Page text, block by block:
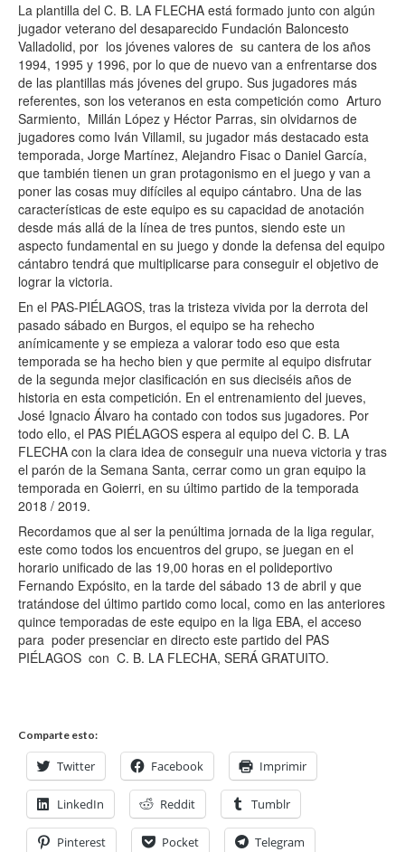
La plantilla del C. B. LA FLECHA está formado junto con algún
jugador veterano del desaparecido Fundación Baloncesto
Valladolid, por los jóvenes valores de su cantera de los años
1994, 1995 y 1996, por lo que de nuevo van a enfrentarse dos
de las plantillas más jóvenes del grupo. Sus jugadores más
referentes, son los veteranos en esta competición como Arturo
Sarmiento, Millán López y Héctor Parras, sin olvidarnos de
jugadores como Iván Villamil, su jugador más destacado esta
temporada, Jorge Martínez, Alejandro Fisac o Daniel García,
que también tienen un gran protagonismo en el juego y van a
poner las cosas muy difíciles al equipo cántabro. Una de las
características de este equipo es su capacidad de anotación
desde más allá de la línea de tres puntos, siendo este un
aspecto fundamental en su juego y donde la defensa del equipo
cántabro tendrá que multiplicarse para conseguir el objetivo de
lograr la victoria.
En el PAS-PIÉLAGOS, tras la tristeza vivida por la derrota del
pasado sábado en Burgos, el equipo se ha rehecho
anímicamente y se empieza a valorar todo eso que esta
temporada se ha hecho bien y que permite al equipo disfrutar
de la segunda mejor clasificación en sus dieciséis años de
historia en esta competición. En el entrenamiento del jueves,
José Ignacio Álvaro ha contado con todos sus jugadores. Por
todo ello, el PAS PIÉLAGOS espera al equipo del C. B. LA
FLECHA con la clara idea de conseguir una nueva victoria y tras
el parón de la Semana Santa, cerrar como un gran equipo la
temporada en Goierri, en su último partido de la temporada
2018 / 2019.
Recordamos que al ser la penúltima jornada de la liga regular,
este como todos los encuentros del grupo, se juegan en el
horario unificado de las 19,00 horas en el polideportivo
Fernando Expósito, en la tarde del sábado 13 de abril y que
tratándose del último partido como local, como en las anteriores
quince temporadas de este equipo en la liga EBA, el acceso
para poder presenciar en directo este partido del PAS
PIÉLAGOS con C. B. LA FLECHA, SERÁ GRATUITO.
Comparte esto:
Twitter Facebook Imprimir
LinkedIn Reddit Tumblr
Pinterest Pocket Telegram